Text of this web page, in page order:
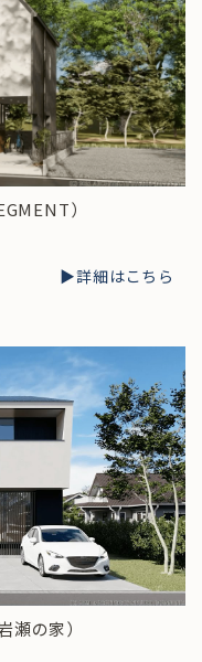
）
▶︎詳細はこちら
の家）